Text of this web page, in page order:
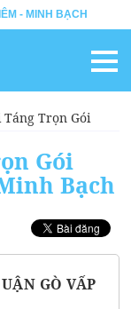
- MINH BẠCH
Táng Trọn Gói
Gói
Bạch
GÒ VẤP